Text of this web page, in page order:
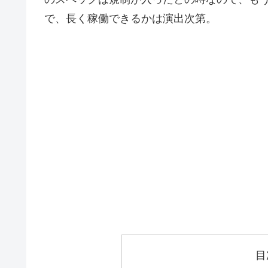
で、長く稼働できるかは演出次第。